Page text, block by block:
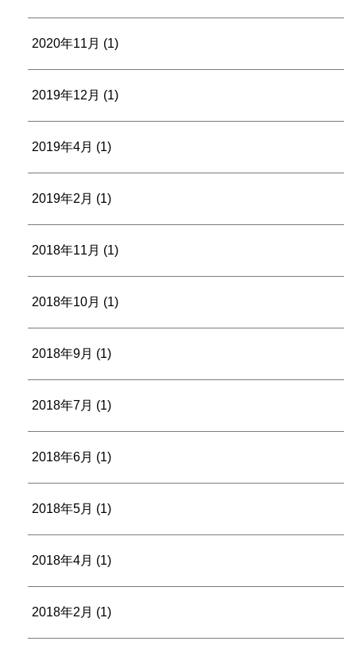
2020年11月 (1)
2019年12月 (1)
2019年4月 (1)
2019年2月 (1)
2018年11月 (1)
2018年10月 (1)
2018年9月 (1)
2018年7月 (1)
2018年6月 (1)
2018年5月 (1)
2018年4月 (1)
2018年2月 (1)